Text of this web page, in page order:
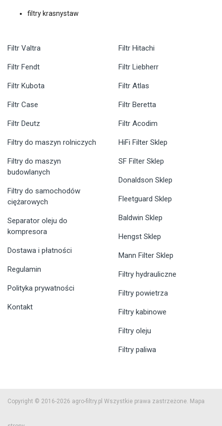
filtry krasnystaw
Filtr Valtra
Filtr Fendt
Filtr Kubota
Filtr Case
Filtr Deutz
Filtr Hitachi
Filtr Liebherr
Filtr Atlas
Filtr Beretta
Filtr Acodim
Filtry do maszyn rolniczych
Filtry do maszyn
budowlanych
Filtry do samochodów
ciężarowych
Separator oleju do
kompresora
Dostawa i płatności
Regulamin
Polityka prywatności
Kontakt
HiFi Filter Sklep
SF Filter Sklep
Donaldson Sklep
Fleetguard Sklep
Baldwin Sklep
Hengst Sklep
Mann Filter Sklep
Filtry hydrauliczne
Filtry powietrza
Filtry kabinowe
Filtry oleju
Filtry paliwa
Copyright © 2016-2026 agro-filtry.pl Wszystkie prawa zastrzeżone. Mapa